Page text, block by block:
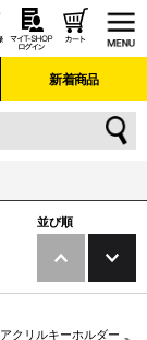
新着商品
並び順
クリルキーホルダー